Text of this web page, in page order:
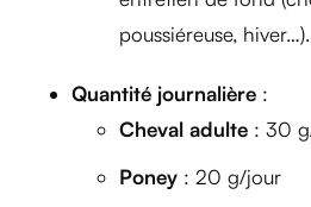
poussiéreuse, hiver…).
Quantité journalière :
Cheval adulte : 30
Poney : 20 g/jour